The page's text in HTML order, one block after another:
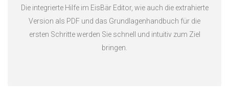
Die integrierte Hilfe im EisBär Editor, wie auch die extrahierte
Version als PDF und das Grundlagenhandbuch für die
ersten Schritte werden Sie schnell und intuitiv zum Ziel
bringen.